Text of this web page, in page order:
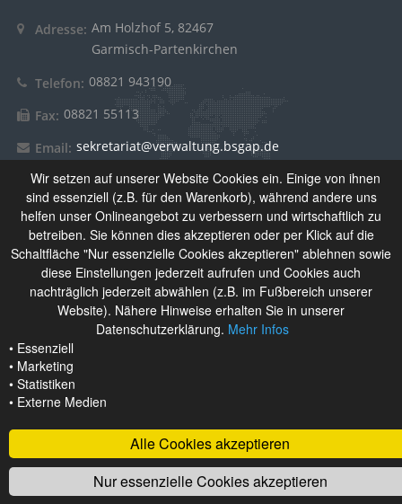
Wir setzen auf unserer Website Cookies ein. Einige von ihnen
sind essenziell (z.B. für den Warenkorb), während andere uns
helfen unser Onlineangebot zu verbessern und wirtschaftlich zu
betreiben. Sie können dies akzeptieren oder per Klick auf die
Schaltfläche "Nur essenzielle Cookies akzeptieren" ablehnen sowie
diese Einstellungen jederzeit aufrufen und Cookies auch
nachträglich jederzeit abwählen (z.B. im Fußbereich unserer
Website). Nähere Hinweise erhalten Sie in unserer
Datenschutzerklärung. Mehr Infos
• Essenziell
• Marketing
• Statistiken
• Externe Medien
Alle Cookies akzeptieren
Nur essenzielle Cookies akzeptieren
Adresse: Am Holzhof 5, 82467
Garmisch-Partenkirchen
Telefon: 08821 943190
Fax: 08821 55113
Email: sekretariat@verwaltung.bsgap.de
Über Uns
Das Berufliche Schulzentrum Garmisch-Partenkirchen setzt
sich aus Berufsschule, Wirtschaftsschule und
Berufsfachschule für Kinderpflege zusammen. Derzeit
besuchen rund 1.100 Schülerinnen und Schüler unsere
Schulen.